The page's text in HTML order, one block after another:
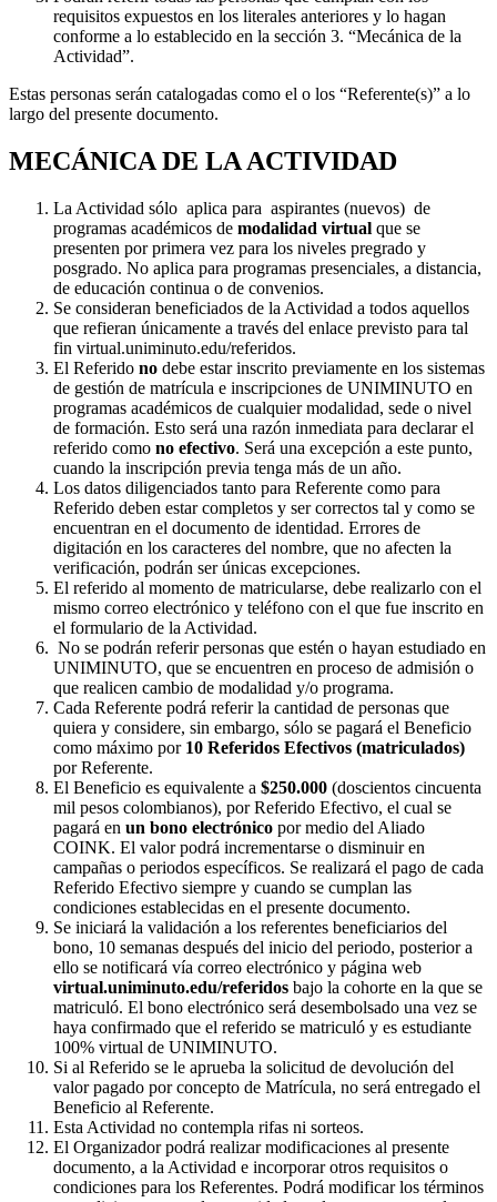
requisitos expuestos en los literales anteriores y lo hagan
conforme a lo establecido en la sección 3. “Mecánica de la
Actividad”.
Estas personas serán catalogadas como el o los “Referente(s)” a lo
largo del presente documento.
MECÁNICA DE LA ACTIVIDAD
La Actividad sólo aplica para aspirantes (nuevos) de
programas académicos de modalidad virtual que se
presenten por primera vez para los niveles pregrado y
posgrado. No aplica para programas presenciales, a distancia,
de educación continua o de convenios.
Se consideran beneficiados de la Actividad a todos aquellos
que refieran únicamente a través del enlace previsto para tal
fin virtual.uniminuto.edu/referidos.
El Referido no debe estar inscrito previamente en los sistemas
de gestión de matrícula e inscripciones de UNIMINUTO en
programas académicos de cualquier modalidad, sede o nivel
de formación. Esto será una razón inmediata para declarar el
referido como no efectivo. Será una excepción a este punto,
cuando la inscripción previa tenga más de un año.
Los datos diligenciados tanto para Referente como para
Referido deben estar completos y ser correctos tal y como se
encuentran en el documento de identidad. Errores de
digitación en los caracteres del nombre, que no afecten la
verificación, podrán ser únicas excepciones.
El referido al momento de matricularse, debe realizarlo con el
mismo correo electrónico y teléfono con el que fue inscrito en
el formulario de la Actividad.
No se podrán referir personas que estén o hayan estudiado en
UNIMINUTO, que se encuentren en proceso de admisión o
que realicen cambio de modalidad y/o programa.
Cada Referente podrá referir la cantidad de personas que
quiera y considere, sin embargo, sólo se pagará el Beneficio
como máximo por 10 Referidos Efectivos (matriculados)
por Referente.
El Beneficio es equivalente a $250.000 (doscientos cincuenta
mil pesos colombianos), por Referido Efectivo, el cual se
pagará en un bono electrónico por medio del Aliado
COINK. El valor podrá incrementarse o disminuir en
campañas o periodos específicos. Se realizará el pago de cada
Referido Efectivo siempre y cuando se cumplan las
condiciones establecidas en el presente documento.
Se iniciará la validación a los referentes beneficiarios del
bono, 10 semanas después del inicio del periodo, posterior a
ello se notificará vía correo electrónico y página web
virtual.uniminuto.edu/referidos bajo la cohorte en la que se
matriculó. El bono electrónico será desembolsado una vez se
haya confirmado que el referido se matriculó y es estudiante
100% virtual de UNIMINUTO.
Si al Referido se le aprueba la solicitud de devolución del
valor pagado por concepto de Matrícula, no será entregado el
Beneficio al Referente.
Esta Actividad no contempla rifas ni sorteos.
El Organizador podrá realizar modificaciones al presente
documento, a la Actividad e incorporar otros requisitos o
condiciones para los Referentes. Podrá modificar los términos